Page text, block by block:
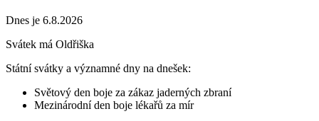
Dnes je 6.8.2026
Svátek má Oldřiška
Státní svátky a významné dny na dnešek:
Světový den boje za zákaz jaderných zbraní
Mezinárodní den boje lékařů za mír